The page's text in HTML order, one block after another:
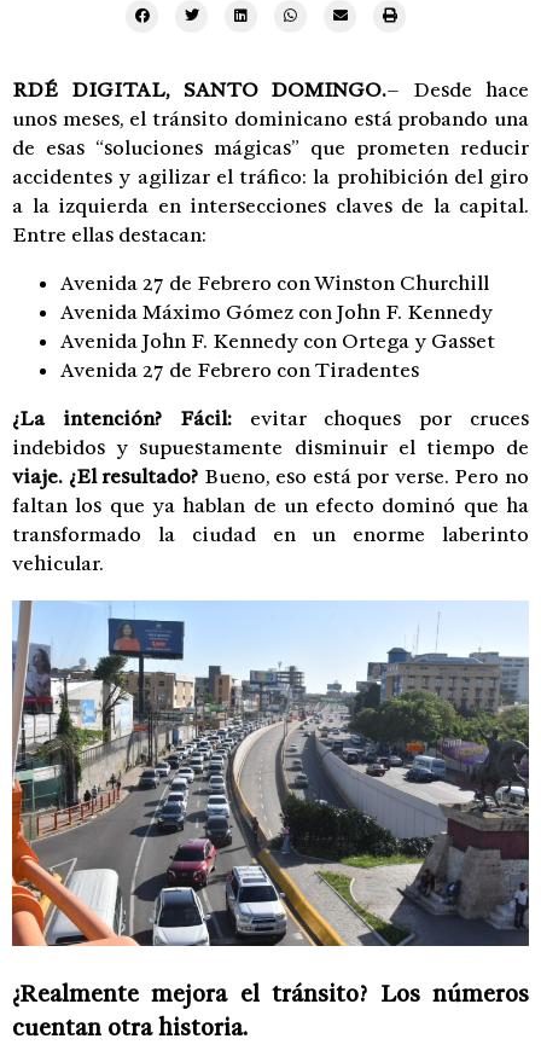
RDÉ DIGITAL, SANTO DOMINGO.– Desde hace
unos meses, el tránsito dominicano está probando una
de esas “soluciones mágicas” que prometen reducir
accidentes y agilizar el tráfico: la prohibición del giro
a la izquierda en intersecciones claves de la capital.
Entre ellas destacan:
Avenida 27 de Febrero con Winston Churchill
Avenida Máximo Gómez con John F. Kennedy
Avenida John F. Kennedy con Ortega y Gasset
Avenida 27 de Febrero con Tiradentes
¿La intención? Fácil:evitar choques por cruces
indebidos y supuestamente disminuir el tiempo de
viaje. ¿El resultado? Bueno, eso está por verse. Pero no
faltan los que ya hablan de un efecto dominó que ha
transformado la ciudad en un enorme laberinto
vehicular.
¿Realmente mejora el tránsito? Los números
cuentan otra historia.